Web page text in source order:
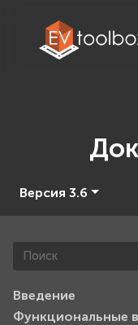
Версия 3.6
Введение
Функциональные